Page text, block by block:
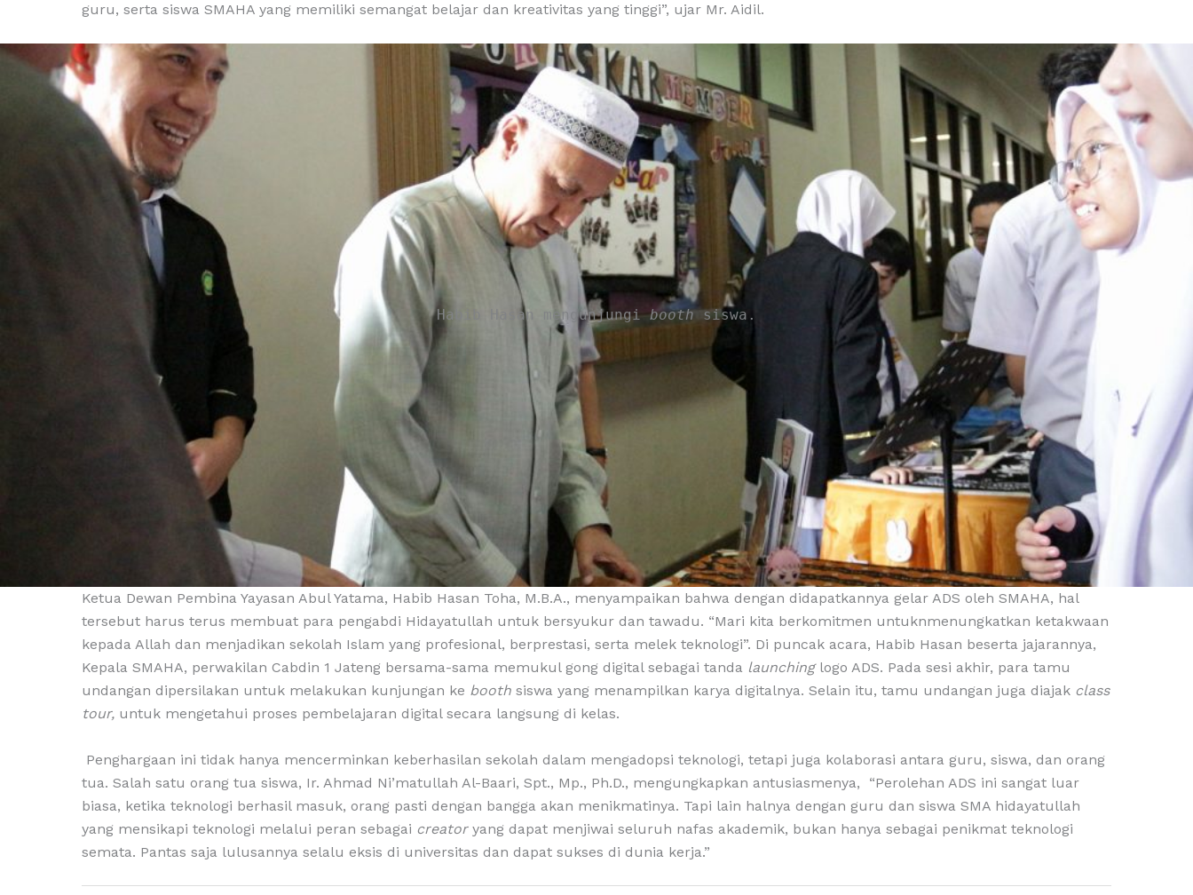
guru, serta siswa SMAHA yang memiliki semangat belajar dan kreativitas yang tinggi”, ujar Mr. Aidil.
Habib Hasan mengunjungibooth siswa.
Ketua Dewan Pembina Yayasan Abul Yatama, Habib Hasan Toha, M.B.A., menyampaikan bahwa dengan didapatkannya gelar ADS oleh SMAHA, hal
tersebut harus terus membuat para pengabdi Hidayatullah untuk bersyukur dan tawadu. “Mari kita berkomitmen untuknmenungkatkan ketakwaan
kepada Allah dan menjadikan sekolah Islam yang profesional, berprestasi, serta melek teknologi”. Di puncak acara, Habib Hasan beserta jajarannya,
Kepala SMAHA, perwakilan Cabdin 1 Jateng bersama-sama memukul gong digital sebagai tanda launchinglogo ADS. Pada sesi akhir, para tamu
undangan dipersilakan untuk melakukan kunjungan ke booth siswa yang menampilkan karya digitalnya. Selain itu, tamu undangan juga diajak class
tour, untuk mengetahui proses pembelajaran digital secara langsung di kelas.
Penghargaan ini tidak hanya mencerminkan keberhasilan sekolah dalam mengadopsi teknologi, tetapi juga kolaborasi antara guru, siswa, dan orang
tua. Salah satu orang tua siswa, Ir. Ahmad Ni’matullah Al-Baari, Spt., Mp., Ph.D., mengungkapkan antusiasmenya, “Perolehan ADS ini sangat luar
biasa, ketika teknologi berhasil masuk, orang pasti dengan bangga akan menikmatinya. Tapi lain halnya dengan guru dan siswa SMA hidayatullah
yang mensikapi teknologi melalui peran sebagai creatoryang dapat menjiwai seluruh nafas akademik, bukan hanya sebagai penikmat teknologi
semata. Pantas saja lulusannya selalu eksis di universitas dan dapat sukses di dunia kerja.”